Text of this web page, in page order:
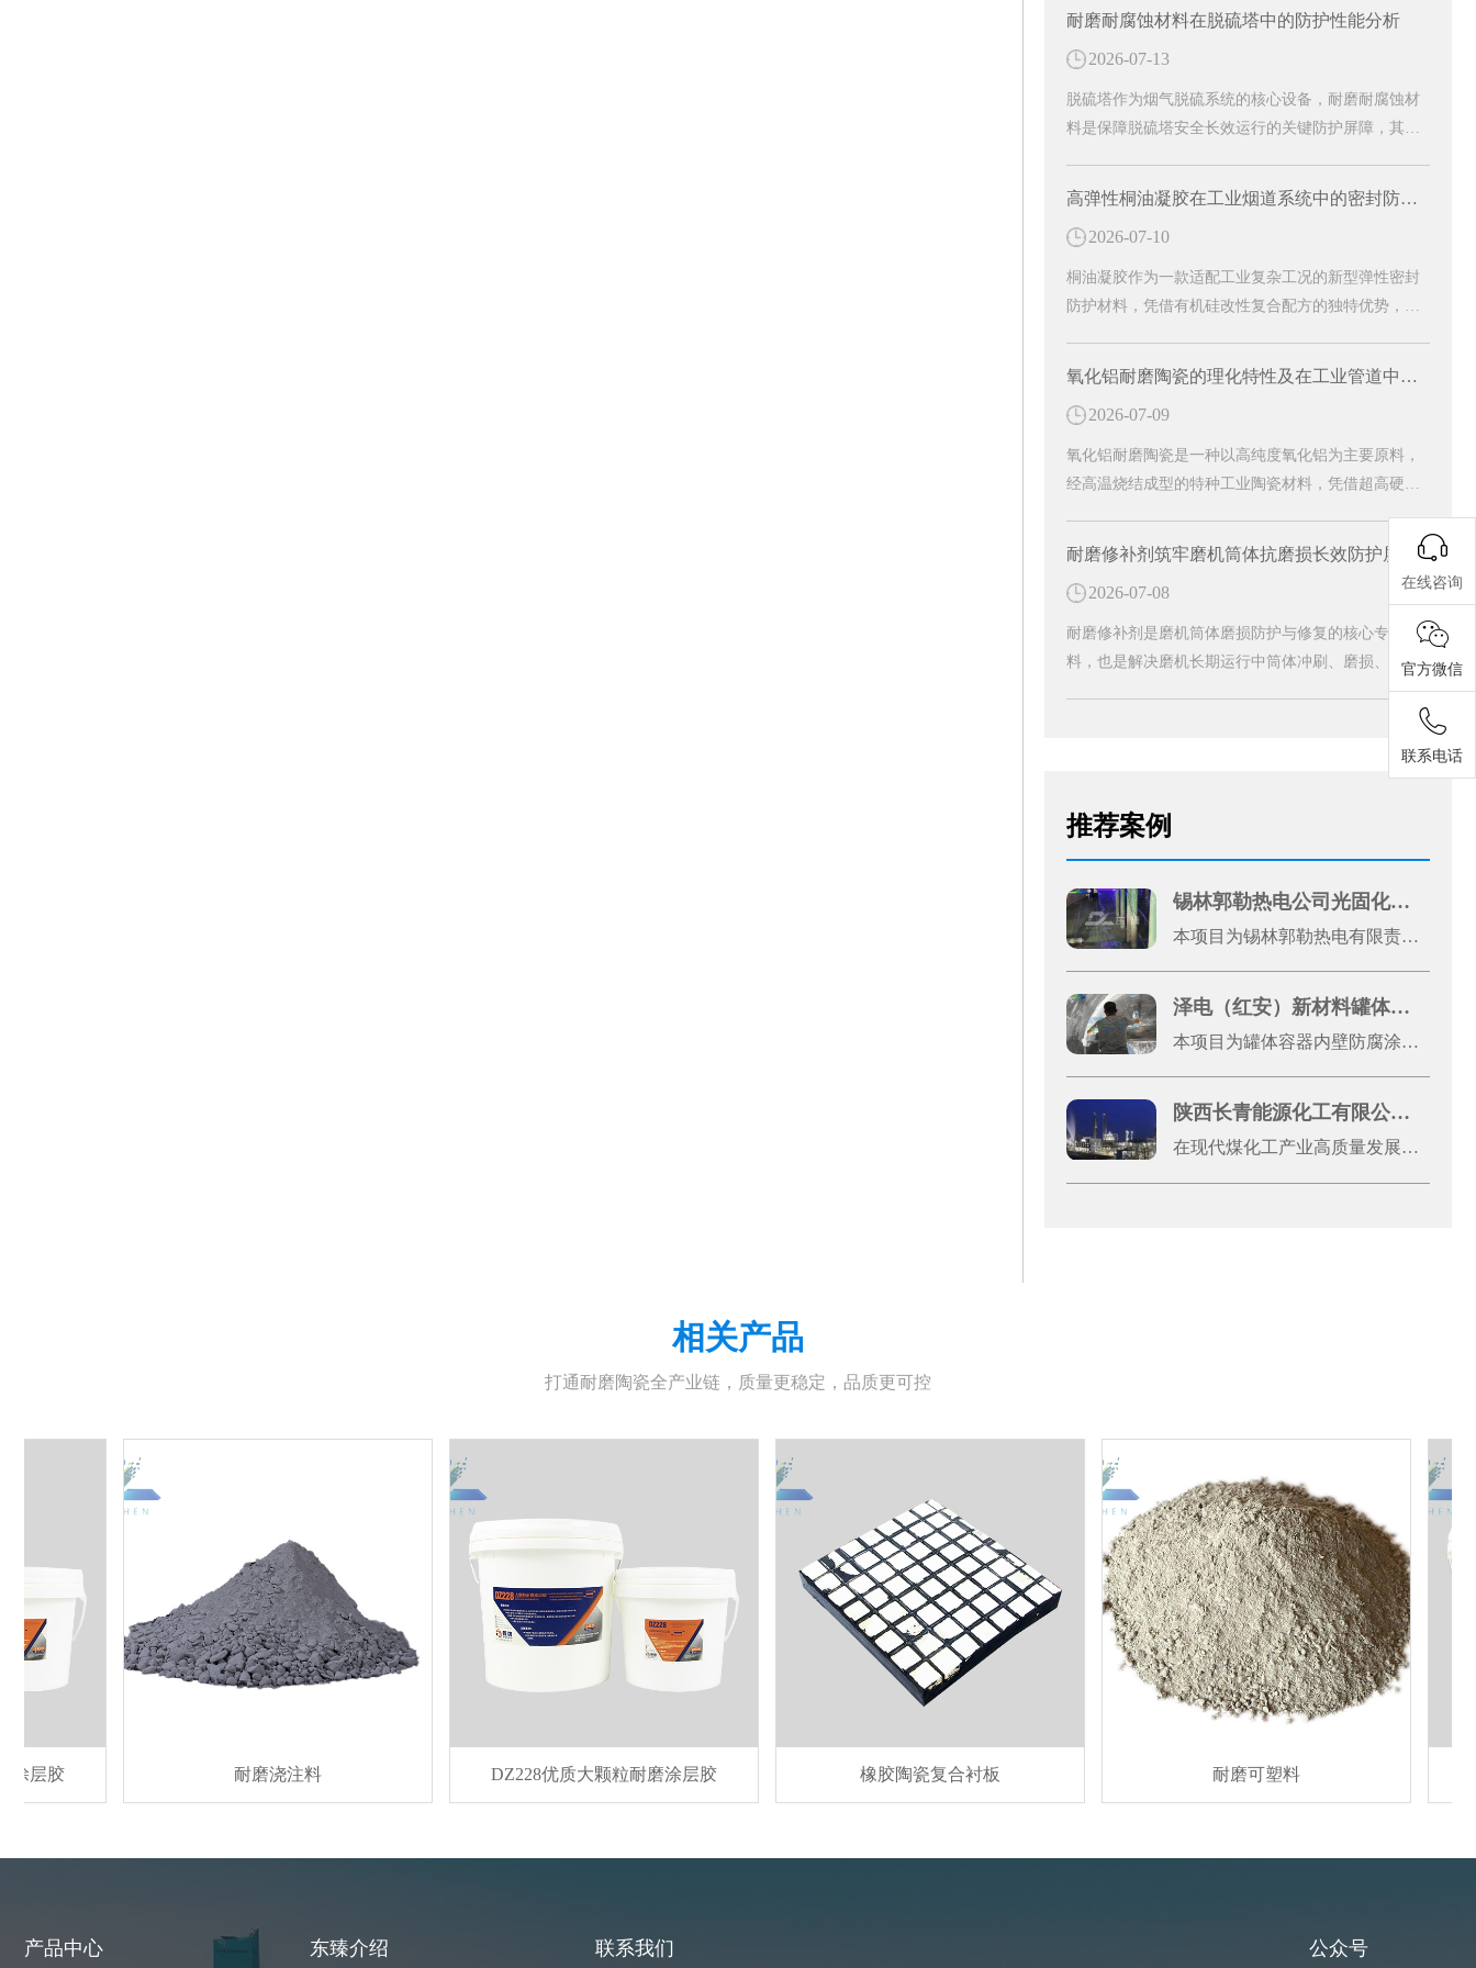
耐磨耐腐蚀材料在脱硫塔中的防护性能分析
2026-07-13
脱硫塔作为烟气脱硫系统的核心设备，耐磨耐腐蚀材
料是保障脱硫塔安全长效运行的关键防护屏障，其在
高弹性桐油凝胶在工业烟道系统中的密封防腐研究
2026-07-10
桐油凝胶作为一款适配工业复杂工况的新型弹性密封
防护材料，凭借有机硅改性复合配方的独特优势，以
氧化铝耐磨陶瓷的理化特性及在工业管道中的防护作用
2026-07-09
氧化铝耐磨陶瓷是一种以高纯度氧化铝为主要原料，
经高温烧结成型的特种工业陶瓷材料，凭借超高硬
性和使用寿命，是工业管道长效防护的关键配件。
耐磨修补剂筑牢磨机筒体抗磨损长效防护屏障
2026-07-08
耐磨修补剂是磨机筒体磨损防护与修复的核心专用材
料，也是解决磨机长期运行中筒体冲刷、磨损、老化
问题的高效解决方案。中温黑色双组分磨机耐磨修补
剂的应用，便能从根源上破解筒体磨损难题，为设备
推荐案例
锡林郭勒热电公司光固化片材防腐案例
本项目为锡林郭勒热电有限责任公司1号机光固化片材防腐施工工程，是厂区机组设备运维升级的重点防腐改造项目。热电发电机组长期处于高温、粉尘、酸碱水汽腐蚀的复杂工况环境，设备金属基材易出现锈蚀、老化、破损问题，不仅影响设备外观完整性，还会降低机组运行稳定性、缩短设备使用寿命，增加运维成本。
泽电（红安）新材料罐体容器内壁防腐涂装清包施工案例展示
本项目为罐体容器内壁防腐涂装清包施工工程，服务单位为泽电（红安）新材料有限公司，施工地址位于湖北省黄冈市红安县八里湾镇川东大道原集创云天2号厂房。本次施工对象为2台罐体容器金属内壁，整体施工总面积约50平方米，施工模式为纯手工清包施工，涵盖前期基体处理、焊缝打磨、表面清洁、防腐刷涂、瑕疵修整等全工序作业。
陕西长青能源化工有限公司高温浇注料应用案例
在现代煤化工产业高质量发展的浪潮中，设备稳定运行是企业提质增效、筑牢核心竞争力的关键。陕西长青能源化工有限公司（以下简称“长青能化”）作为国有控股的大型现代煤化工高新技术企业，深耕煤制甲醇领域多年，凭借先进的生产工艺和严苛的管理标准，其60万吨/年煤制甲醇装置已稳定运行超3600天，随着装置长期高负荷运行，气化炉、输料管道等核心设备面临的高温、高粉尘、强冲刷工况愈发严苛，对设备耐磨防腐性能提出了极高要求，设备关键部位的防磨改造成为保障生产连续性的重中之重。东臻科技作为高端耐磨防腐材料综合服务商，专注表面工程材料研发，与科研机构深度合作，产品线覆盖300余类，可提供从材料研发到工程实施的全链条解决方案。此次为长青能化提供的高温碳化硅耐磨捣打料、刚玉耐磨浇注料，是东臻科技针对煤化工复杂工况量身优化的核心产品，搭配高效耐高温结合体系，其中碳化硅成分具备优异的抗侵蚀性、高耐磨系数和良好的热震性，两种材料的科学搭配，完美适配煤化工高粉尘、强冲刷、高温高压等严苛工况。该系列产品不仅在原料选择上精益求精，更在生产工艺上严格把控，通过颗粒紧密堆积技术，使材料成型后致密度高、体积密度大，常温下强度可达150MPa以上，东臻科技提供专业的现场技术指导，全程把控基材处理、材料涂覆、固化养护等各个环节，形成致密、无缝的整体防护层，最大化发挥耐磨防腐性能。此次合作，东臻科技以优质的产品、专业的服务，得到了长青能化生产运维团队的一致认可。作为国有控股大型煤化工企业，长青能化的此次防磨改造项目，不仅为自身持续稳定高效生产奠定了基础，更为国内大型煤化工项目关键设备耐磨防护提供了可借鉴的标杆经验，推动了双方在高端耐磨材料应用领域的深度合作，共同为煤化工产业高质量、稳定发展筑牢材料根基。
相关产品
打通耐磨陶瓷全产业链，质量更稳定，品质更可控
耐磨浇注料 DZ228优质大颗粒耐磨涂层胶 橡胶陶瓷复合衬板 耐磨可塑料
产品中心 东臻介绍 联系我们 公众号
在线咨询
官方微信
联系电话